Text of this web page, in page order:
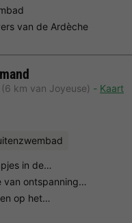
van de Ardèche
(6 km van Joyeuse) Kaart
in de…
van ontspanning…
op het…